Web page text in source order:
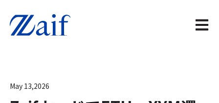
メイン
May 13,2026